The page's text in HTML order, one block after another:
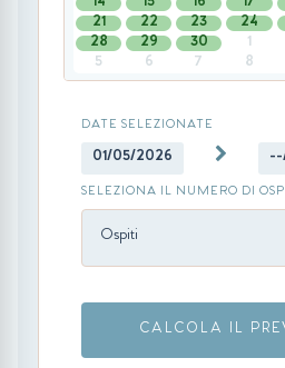
21
22 23 24
28
29 30 1
5
6 7 8
DATE SELEZIONATE
01/05/2026
SELEZIONA IL NUMERO DI
Ospiti
CALCOLA IL